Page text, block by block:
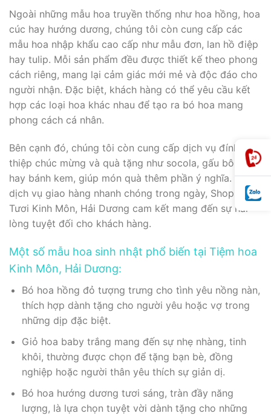
Ngoài những mẫu hoa truyền thống như hoa hồng, hoa
cúc hay hướng dương, chúng tôi còn cung cấp các
mẫu hoa nhập khẩu cao cấp như mẫu đơn, lan hồ điệp
hay tulip. Mỗi sản phẩm đều được thiết kế theo phong
cách riêng, mang lại cảm giác mới mẻ và độc đáo cho
người nhận. Đặc biệt, khách hàng có thể yêu cầu kết
hợp các loại hoa khác nhau để tạo ra bó hoa mang
phong cách cá nhân.
Bên cạnh đó, chúng tôi còn cung cấp dịch vụ đính kèm
thiệp chúc mừng và quà tặng như socola, gấu bông
hay bánh kem, giúp món quà thêm phần ý nghĩa. Với
dịch vụ giao hàng nhanh chóng trong ngày, Shop Hoa
Tươi Kinh Môn, Hải Dương cam kết mang đến sự hài
lòng tuyệt đối cho khách hàng.
Một số mẫu hoa sinh nhật phổ biến tại Tiệm hoa
Kinh Môn, Hải Dương:
Bó hoa hồng đỏ tượng trưng cho tình yêu nồng nàn,
thích hợp dành tặng cho người yêu hoặc vợ trong
những dịp đặc biệt.
Giỏ hoa baby trắng mang đến sự nhẹ nhàng, tinh
khôi, thường được chọn để tặng bạn bè, đồng
nghiệp hoặc người thân yêu thích sự giản dị.
Bó hoa hướng dương tươi sáng, tràn đầy năng
lượng, là lựa chọn tuyệt vời dành tặng cho những